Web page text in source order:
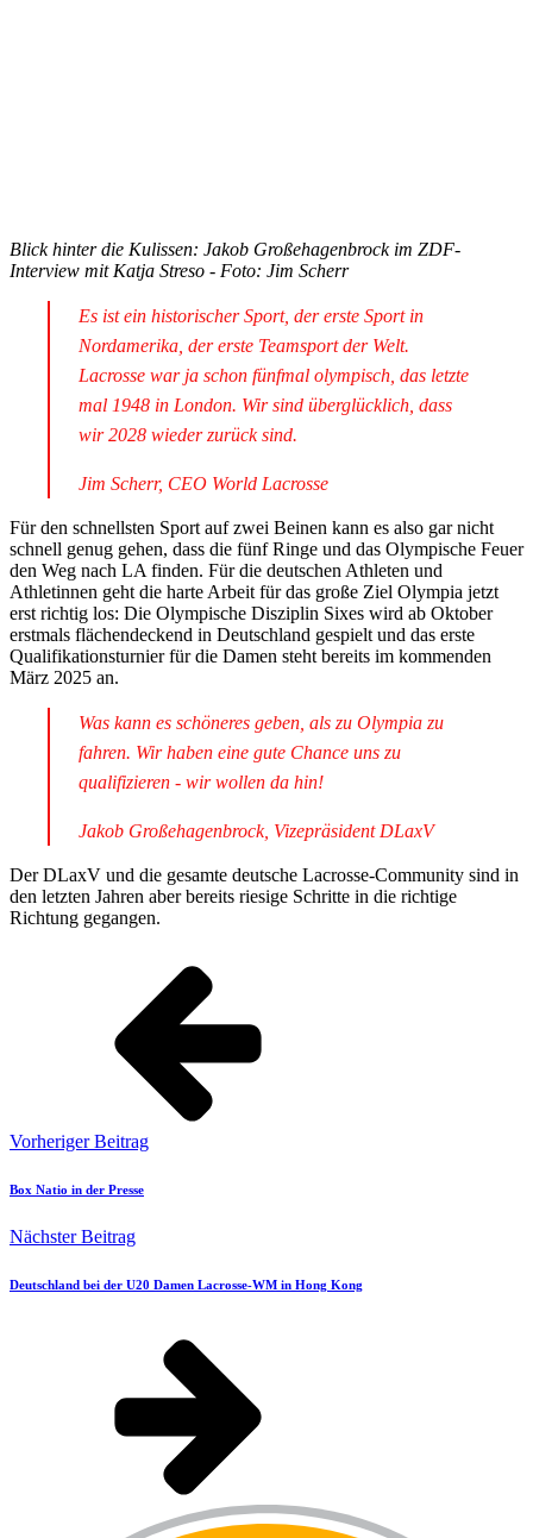
Blick hinter die Kulissen: Jakob Großehagenbrock im ZDF-
Interview mit Katja Streso - Foto: Jim Scherr
Es ist ein historischer Sport, der erste Sport in
Nordamerika, der erste Teamsport der Welt.
Lacrosse war ja schon fünfmal olympisch, das letzte
mal 1948 in London. Wir sind überglücklich, dass
wir 2028 wieder zurück sind.
Jim Scherr, CEO World Lacrosse
Für den schnellsten Sport auf zwei Beinen kann es also gar nicht
schnell genug gehen, dass die fünf Ringe und das Olympische Feuer
den Weg nach LA finden. Für die deutschen Athleten und
Athletinnen geht die harte Arbeit für das große Ziel Olympia jetzt
erst richtig los: Die Olympische Disziplin Sixes wird ab Oktober
erstmals flächendeckend in Deutschland gespielt und das erste
Qualifikationsturnier für die Damen steht bereits im kommenden
März 2025 an.
Was kann es schöneres geben, als zu Olympia zu
fahren. Wir haben eine gute Chance uns zu
qualifizieren - wir wollen da hin!
Jakob Großehagenbrock, Vizepräsident DLaxV
Der DLaxV und die gesamte deutsche Lacrosse-Community sind in
den letzten Jahren aber bereits riesige Schritte in die richtige
Richtung gegangen.
Vorheriger Beitrag
Box Natio in der Presse
Nächster Beitrag
Deutschland bei der U20 Damen Lacrosse-WM in Hong Kong